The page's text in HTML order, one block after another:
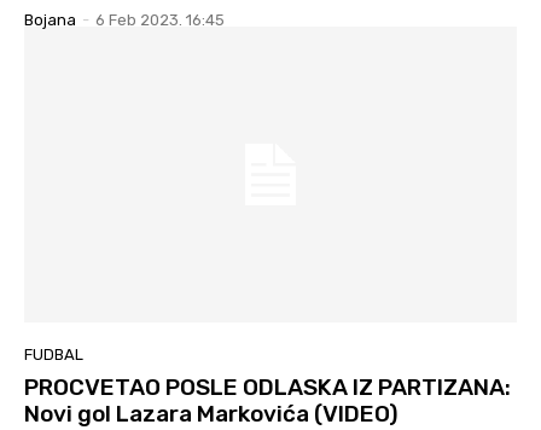
Bojana - 6 Feb 2023. 16:45
FUDBAL
PROCVETAO POSLE ODLASKA IZ PARTIZANA:
Novi gol Lazara Markovića (VIDEO)